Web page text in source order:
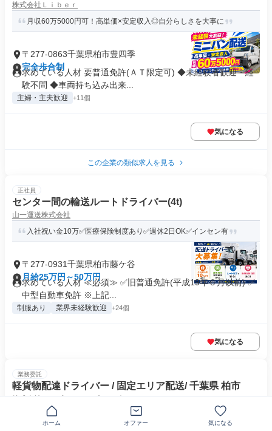
株式会社Ｌｉｂｅｒ
月収60万5000円可！高単価×安定収入◎自分らしさを大事に
〒277-0863千葉県柏市豊四季
完全歩合制
求めている人材 要普通免許(ＡＴ限定可) ◆未経験者歓迎・経
験不問 ◆車両持ち込み出来...
主婦・主夫歓迎 +11個
気になる
この企業の類似求人を見る
正社員
センター間の輸送ルートドライバー(4t)
山一運送株式会社
入社祝い金10万✅医療保険制度あり✅週休2日OK✅インセン有
〒277-0931千葉県柏市藤ケ谷
月給25万円～50万円
求めている人材 ≪必須≫ ✅旧普通免許(平成19年６月以前) ✅
中型自動車免許 ※上記...
制服あり 業界未経験歓迎 +24個
気になる
業務委託
軽貨物配達ドライバー / 固定エリア配送/ 千葉県 柏市
株式会社リープエンタープライズ
✅️直行直帰／面接1回✨／❀高収入を目指せる！／✅️完全出来高制！
100万円可能！/ 軽い...
ホーム オファー 気になる